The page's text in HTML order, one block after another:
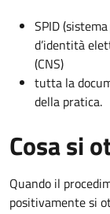
SPID
d’identità
(CNS)
tutta la
della pratica.
Cosa si
Quando il
positivamente si